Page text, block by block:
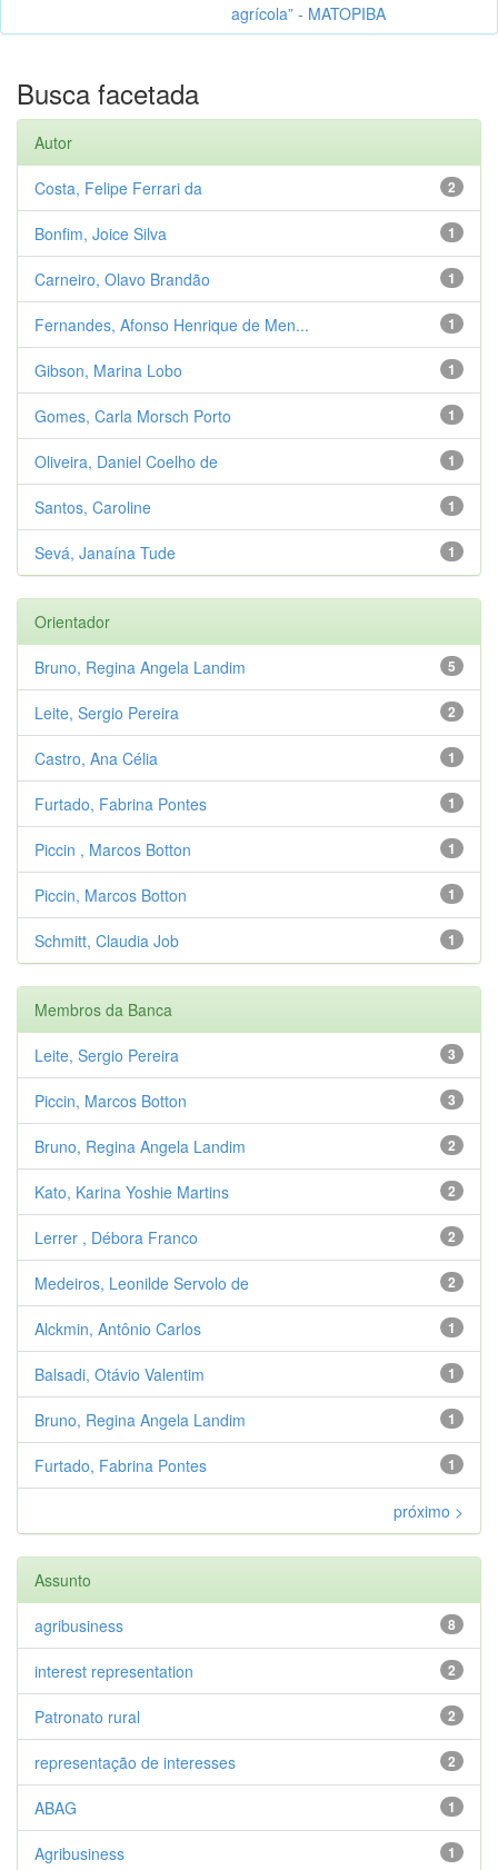
agrícola” - MATOPIBA
Busca facetada
Autor
2
Costa, Felipe Ferrari da
1
Bonfim, Joice Silva
1
Carneiro, Olavo Brandão
1
Fernandes, Afonso Henrique de Men...
1
Gibson, Marina Lobo
1
Gomes, Carla Morsch Porto
1
Oliveira, Daniel Coelho de
1
Santos, Caroline
1
Sevá, Janaína Tude
Orientador
5
Bruno, Regina Angela Landim
2
Leite, Sergio Pereira
1
Castro, Ana Célia
1
Furtado, Fabrina Pontes
1
Piccin , Marcos Botton
1
Piccin, Marcos Botton
1
Schmitt, Claudia Job
Membros da Banca
3
Leite, Sergio Pereira
3
Piccin, Marcos Botton
2
Bruno, Regina Angela Landim
2
Kato, Karina Yoshie Martins
2
Lerrer , Débora Franco
2
Medeiros, Leonilde Servolo de
1
Alckmin, Antônio Carlos
1
Balsadi, Otávio Valentim
1
Bruno, Regina Angela Landim
1
Furtado, Fabrina Pontes
próximo >
Assunto
8
agribusiness
2
interest representation
2
Patronato rural
2
representação de interesses
1
ABAG
1
Agribusiness